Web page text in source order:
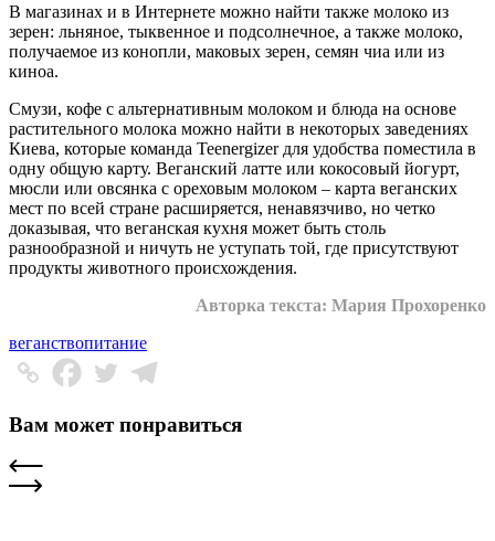
В магазинах и в Интернете можно найти также молоко из
зерен: льняное, тыквенное и подсолнечное, а также молоко,
получаемое из конопли, маковых зерен, семян чиа или из
киноа.
Смузи, кофе с альтернативным молоком и блюда на основе
растительного молока можно найти в некоторых заведениях
Киева, которые команда Teenergizer для удобства поместила в
одну общую карту. Веганский латте или кокосовый йогурт,
мюсли или овсянка с ореховым молоком – карта веганских
мест по всей стране расширяется, ненавязчиво, но четко
доказывая, что веганская кухня может быть столь
разнообразной и ничуть не уступать той, где присутствуют
продукты животного происхождения.
Авторка текста: Мария Прохоренко
веганствопитание
Вам может понравиться